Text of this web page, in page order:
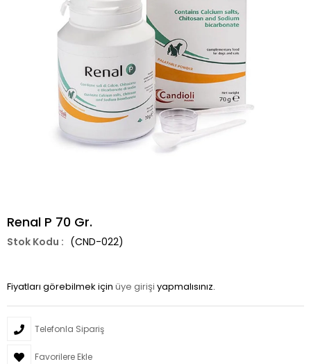
Renal P 70 Gr.
(CND-022)
Fiyatları görebilmek için üye girişi yapmalısınız.
Telefonla Sipariş
Favorilere Ekle